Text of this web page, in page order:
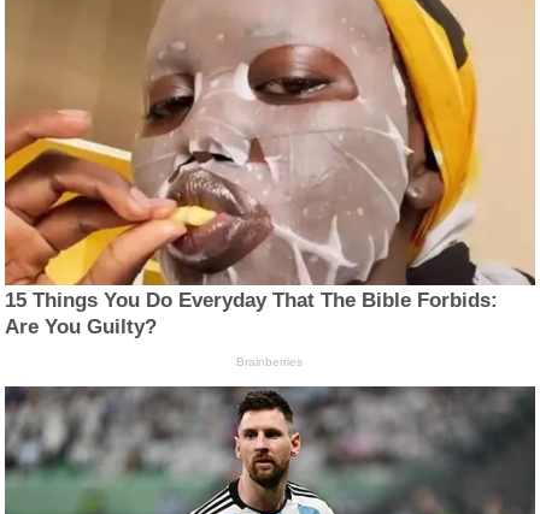
15 Things You Do Everyday That The Bible Forbids:
Are You Guilty?
Brainberries